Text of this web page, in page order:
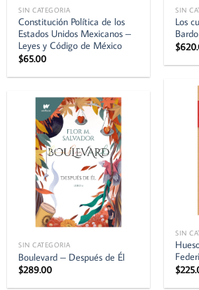
SIN CATEGORIA
Constitución Política de los
Estados Unidos Mexicanos –
Leyes y Código de México
$65.00
SIN
Los
$
SIN
$
SIN CATEGORIA
Boulevard – Después de Él
$289.00